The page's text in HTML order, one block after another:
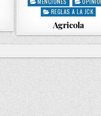
d
n
REGLAS A LA JCK
Agricola